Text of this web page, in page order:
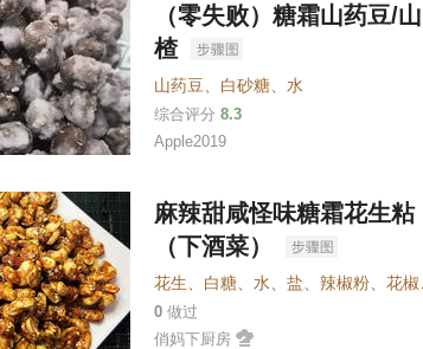
（零失败）糖霜山药豆/山
楂
山药豆 白砂糖 水
综合评分 8.3
Apple2019
麻辣甜咸怪味糖霜花生粘
（下酒菜）
花生 白糖 水 盐 辣椒粉 花椒粉或孜然粉
0 做过
俏妈下厨房